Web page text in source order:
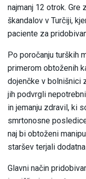
najmanj 12 otrok. Gre
škandalov v Turčiji,
paciente za
Po poročanju turških
primerom obtoženih
dojenčke v bolnišnici
jih podvrgli
in jemanju zdravil, ki
smrtonosne
naj bi obtoženi
staršev terjali
Glavni način